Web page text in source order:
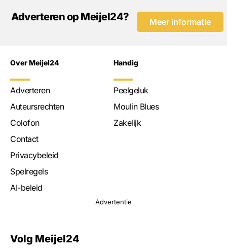
Adverteren op Meijel24? Meer informatie
Over Meijel24
Adverteren
Auteursrechten
Colofon
Contact
Privacybeleid
Spelregels
AI-beleid
Handig
Peelgeluk
Moulin Blues
Zakelijk
Advertentie
Volg Meijel24